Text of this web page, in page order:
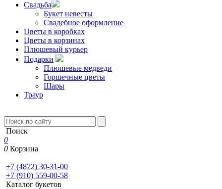
Свадьба
Букет невесты
Свадебное оформление
Цветы в коробках
Цветы в корзинах
Плюшевый курьер
Подарки
Плюшевые медведи
Горшечные цветы
Шары
Траур
Поиск
0
0 Корзина
+7 (4872) 30-31-00
+7 (910) 559-00-58
Каталог букетов